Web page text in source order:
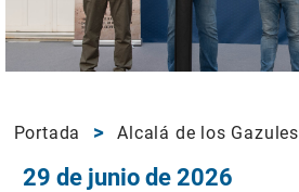
Portada Alcalá de los Gazules
29 de junio de 2026